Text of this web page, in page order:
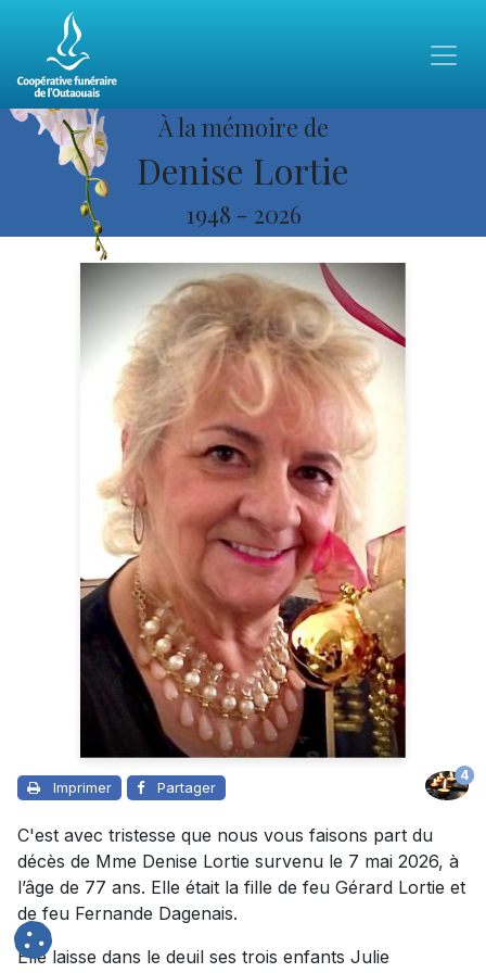
À la mémoire de
Denise Lortie
1948 - 2026
Imprimer Partager
4
C'est avec tristesse que nous vous faisons part du
décès de Mme Denise Lortie survenu le 7 mai 2026, à
l’âge de 77 ans. Elle était la fille de feu Gérard Lortie et
de feu Fernande Dagenais.
Elle laisse dans le deuil ses trois enfants Julie